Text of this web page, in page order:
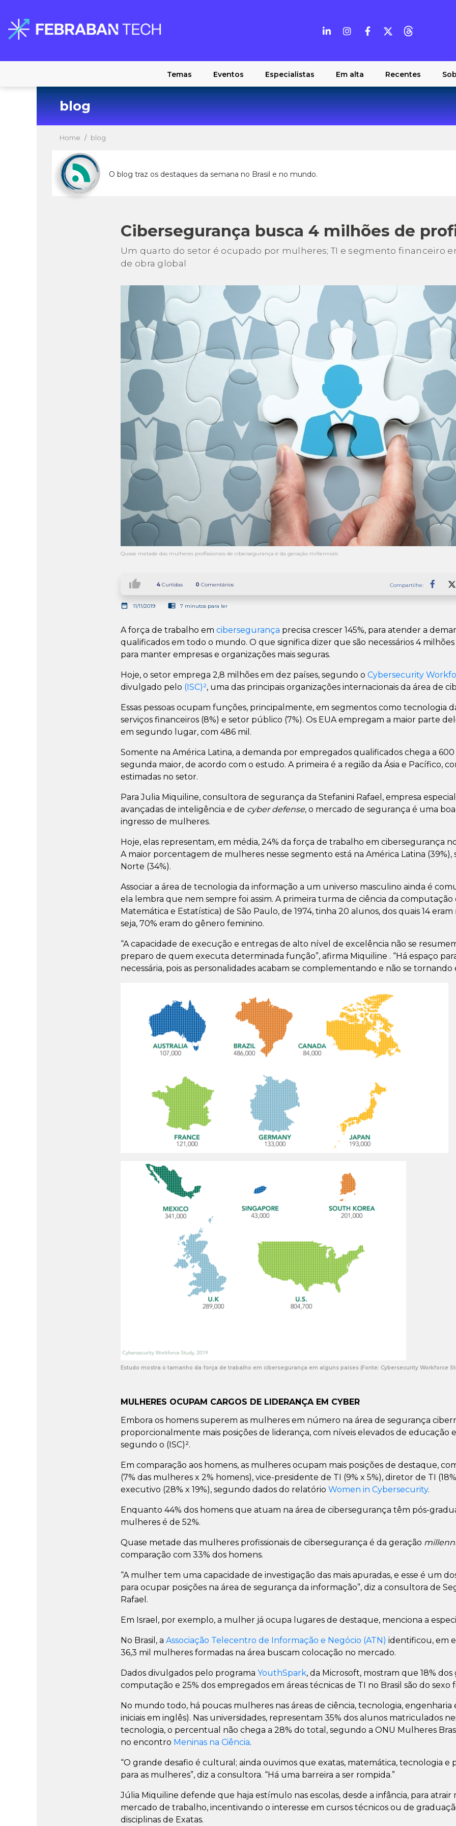
Temas Eventos Especialistas Em alta Recentes
blog
Home blog
O blog traz os destaques da semana no Brasil e no mundo.
Cibersegurança busca 4 milhões de
Um quarto do setor é ocupado por mulheres; TI e segmento financeiro
de obra global
Quase metade das mulheres profissionais de cibersegurança é da geração millennials
thumb_up 4 Curtidas 0 Comentários Compartilhe:
date_range 11/11/2019 chrome_reader_mode 7 minutos para ler
A força de trabalho em cibersegurança precisa crescer 145%, para atender a
qualificados em todo o mundo. O que significa dizer que são necessários 4 milhões
para manter empresas e organizações mais seguras.
Hoje, o setor emprega 2,8 milhões em dez países, segundo o Cybersecurity
divulgado pelo (ISC)², uma das principais organizações internacionais da área de
Essas pessoas ocupam funções, principalmente, em segmentos como tecnologia
serviços financeiros (8%) e setor público (7%). Os EUA empregam a maior parte
em segundo lugar, com 486 mil.
Somente na América Latina, a demanda por empregados qualificados chega a 600
segunda maior, de acordo com o estudo. A primeira é a região da Ásia e Pacífico,
estimadas no setor.
Para Julia Miquiline, consultora de segurança da Stefanini Rafael, empresa
avançadas de inteligência e de cyber defense, o mercado de segurança é uma
ingresso de mulheres.
Hoje, elas representam, em média, 24% da força de trabalho em cibersegurança
A maior porcentagem de mulheres nesse segmento está na América Latina (39%),
Norte (34%).
Associar a área de tecnologia da informação a um universo masculino ainda é
ela lembra que nem sempre foi assim. A primeira turma de ciência da
Matemática e Estatística) de São Paulo, de 1974, tinha 20 alunos, dos quais 14
seja, 70% eram do gênero feminino.
“A capacidade de execução e entregas de alto nível de excelência não se
preparo de quem executa determinada função”, afirma Miquiline . “Há espaço
necessária, pois as personalidades acabam se complementando e não se tornando
Estudo mostra o tamanho da força de trabalho em cibersegurança em alguns países (Fonte: Cybersecurity Workforce
MULHERES OCUPAM CARGOS DE LIDERANÇA EM CYBER
Embora os homens superem as mulheres em número na área de segurança
proporcionalmente mais posições de liderança, com níveis elevados de educação
segundo o (ISC)².
Em comparação aos homens, as mulheres ocupam mais posições de destaque,
(7% das mulheres x 2% homens), vice-presidente de TI (9% x 5%), diretor de TI
executivo (28% x 19%), segundo dados do relatório Women in Cybersecurity.
Enquanto 44% dos homens que atuam na área de cibersegurança têm pós-
mulheres é de 52%.
Quase metade das mulheres profissionais de cibersegurança é da geração
comparação com 33% dos homens.
“A mulher tem uma capacidade de investigação das mais apuradas, e esse é um
para ocupar posições na área de segurança da informação”, diz a consultora de
Rafael.
Em Israel, por exemplo, a mulher já ocupa lugares de destaque, menciona a
No Brasil, a Associação Telecentro de Informação e Negócio (ATN) identificou, em
36,3 mil mulheres formadas na área buscam colocação no mercado.
Dados divulgados pelo programa YouthSpark, da Microsoft, mostram que 18%
computação e 25% dos empregados em áreas técnicas de TI no Brasil são do sexo
No mundo todo, há poucas mulheres nas áreas de ciência, tecnologia, engenharia
iniciais em inglês). Nas universidades, representam 35% dos alunos matriculados
tecnologia, o percentual não chega a 28% do total, segundo a ONU Mulheres
no encontro Meninas na Ciência.
“O grande desafio é cultural; ainda ouvimos que exatas, matemática, tecnologia e
para as mulheres”, diz a consultora. “Há uma barreira a ser rompida.”
Júlia Miquiline defende que haja estímulo nas escolas, desde a infância, para atrair
mercado de trabalho, incentivando o interesse em cursos técnicos ou de
disciplinas de Exatas.